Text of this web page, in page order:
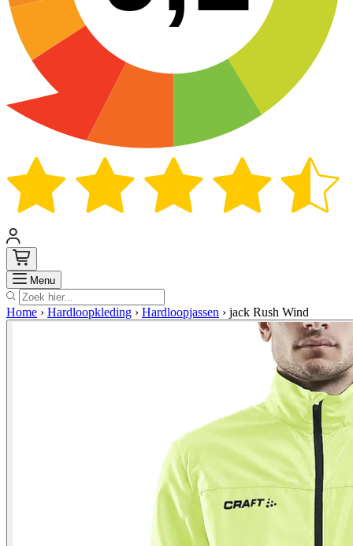
Menu Zoek
Home › Hardloopkleding › Hardloopjassen › jack Rush Wind